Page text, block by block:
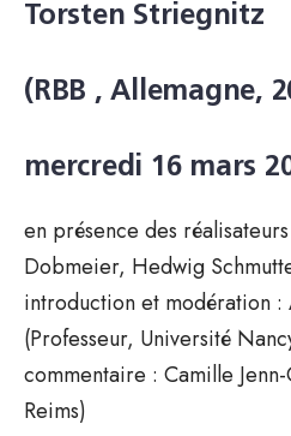
Torsten Striegnitz
(RBB , Allemagne,
mercredi 16 mars
en présence des
Dobmeier, Hedwig
introduction et modération :
(Professeur, Université
commentaire : Camille
Reims)